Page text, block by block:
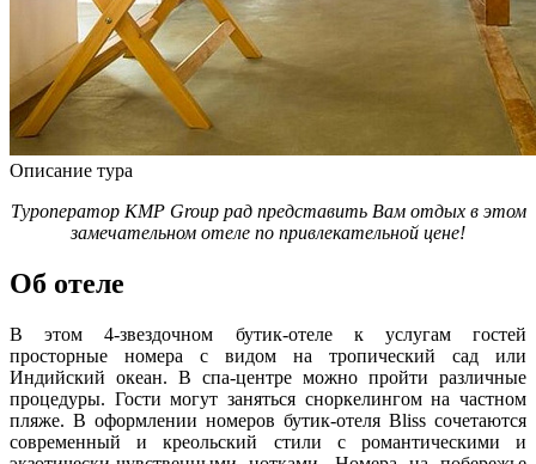
Описание тура
Туроператор KMP Group рад представить Вам отдых в этом
замечательном отеле по привлекательной цене!
Об отеле
В этом 4-звездочном бутик-отеле к услугам гостей
просторные номера с видом на тропический сад или
Индийский океан. В спа-центре можно пройти различные
процедуры. Гости могут заняться сноркелингом на частном
пляже. В оформлении номеров бутик-отеля Bliss сочетаются
современный и креольский стили с романтическими и